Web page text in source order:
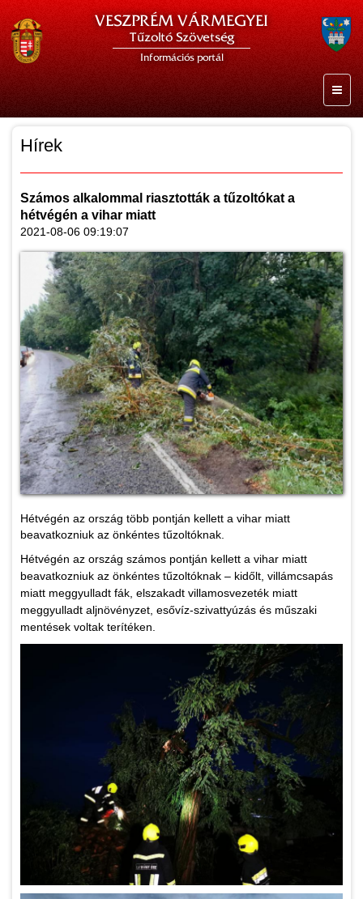
VESZPRÉM VÁRMEGYEI
Tűzoltó Szövetség
Információs portál
Hírek
Számos alkalommal riasztották a tűzoltókat a
hétvégén a vihar miatt
2021-08-06 09:19:07
Hétvégén az ország több pontján kellett a vihar miatt
beavatkozniuk az önkéntes tűzoltóknak.
Hétvégén az ország számos pontján kellett a vihar miatt
beavatkozniuk az önkéntes tűzoltóknak – kidőlt, villámcsapás
miatt meggyulladt fák, elszakadt villamosvezeték miatt
meggyulladt aljnövényzet, esővíz-szivattyúzás és műszaki
mentések voltak terítéken.